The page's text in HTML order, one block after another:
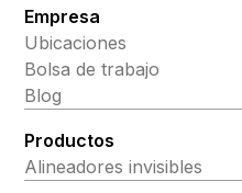
Empresa
Ubicaciones
Bolsa de trabajo
Blog
Productos
Alineadores invisibles